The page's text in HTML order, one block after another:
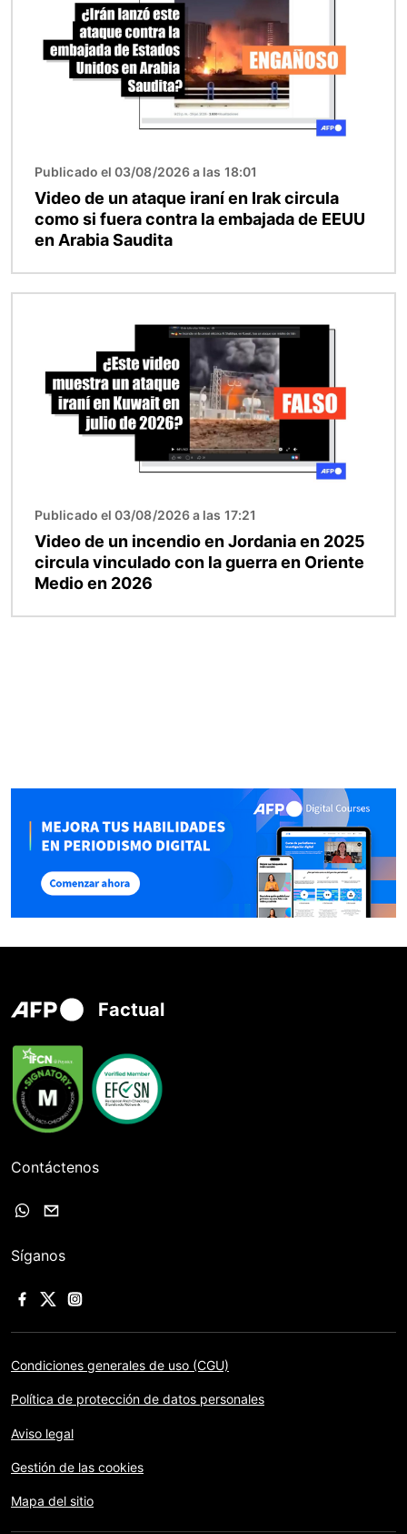
Publicado el 03/08/2026 a las 18:01
Video de un ataque iraní en Irak circula
como si fuera contra la embajada de EEUU
en Arabia Saudita
Publicado el 03/08/2026 a las 17:21
Video de un incendio en Jordania en 2025
circula vinculado con la guerra en Oriente
Medio en 2026
Factual
Contáctenos
Síganos
Condiciones generales de uso (CGU)
Política de protección de datos personales
Aviso legal
Gestión de las cookies
Mapa del sitio